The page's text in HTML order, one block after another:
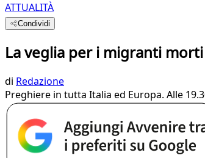
ATTUALITÀ
Condividi
La veglia per i migranti
di Redazione
Preghiere in tutta Italia ed Europa. Alle